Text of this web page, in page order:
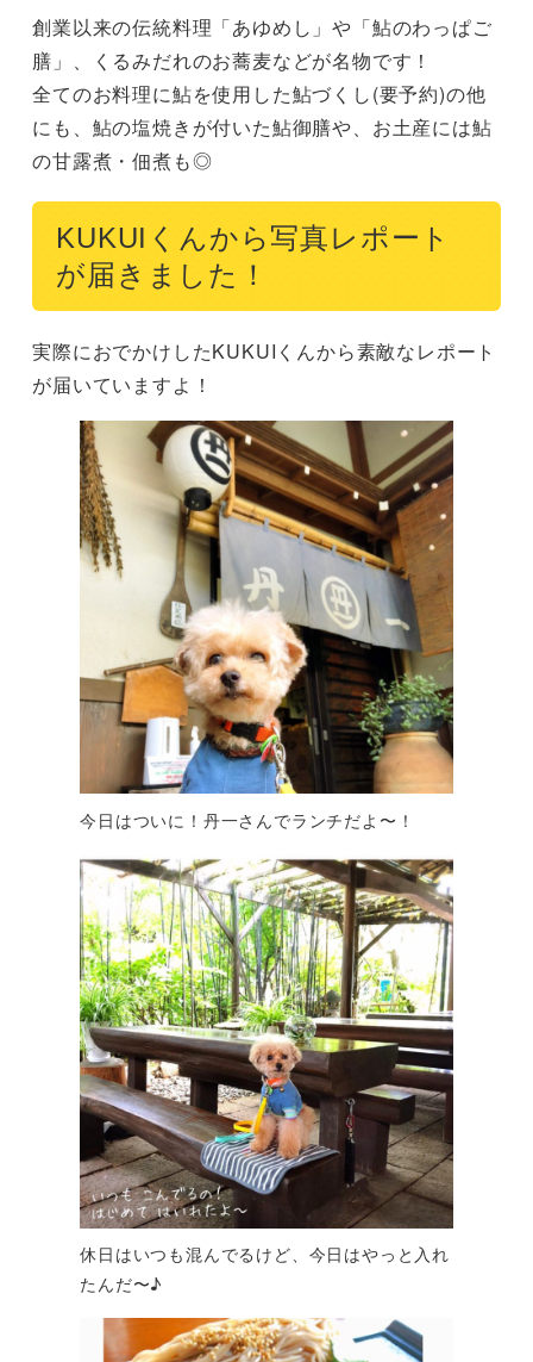
創業以来の伝統料理「あゆめし」や「鮎のわっぱご
膳」、くるみだれのお蕎麦などが名物です！
全てのお料理に鮎を使用した鮎づくし(要予約)の他
にも、鮎の塩焼きが付いた鮎御膳や、お土産には鮎
の甘露煮・佃煮も◎
KUKUIくんから写真レポート
が届きました！
実際におでかけしたKUKUIくんから素敵なレポート
が届いていますよ！
今日はついに！丹一さんでランチだよ〜！
休日はいつも混んでるけど、今日はやっと入れ
たんだ〜♪